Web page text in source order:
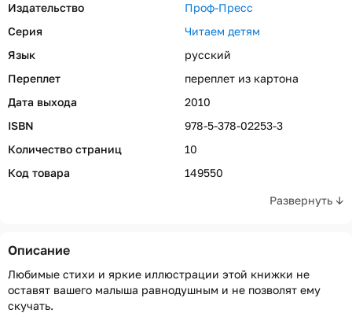
Развернуть ↓
Издательство
Проф-Пресс
Серия
Читаем детям
Язык
русский
Переплет
переплет из картона
Дата выхода
2010
ISBN
978-5-378-02253-3
Количество страниц
10
Код товара
149550
Описание
Любимые стихи и яркие иллюстрации этой книжки не
оставят вашего малыша равнодушным и не позволят ему
скучать.